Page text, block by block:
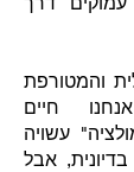
והמטורפת
חיים
עשויה
אבל